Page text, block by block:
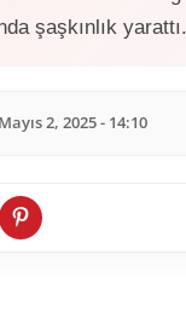
şaşkınlık yarattı.
Mayıs 2, 2025 - 14:10